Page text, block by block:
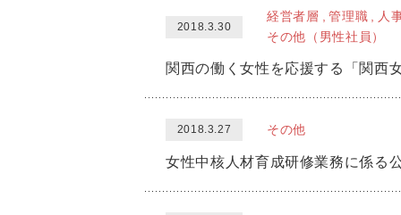
2018.3.30
経営者層 管理職
人
その他（男性社員）
関西の働く女性を応援する「関西
2018.3.27 その他
女性中核人材育成研修業務に係る